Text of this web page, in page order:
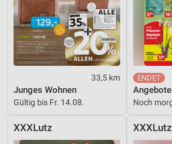
33,5 km
Junges Wohnen
Gültig bis Fr. 14.08. Noch
XXXLutz XXXLutz